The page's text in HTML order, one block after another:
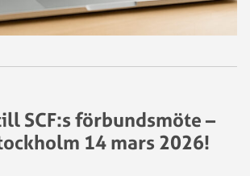
SCF:s förbundsmöte –
14 mars 2026!